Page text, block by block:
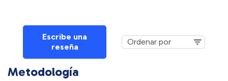
Escribe una
reseña
Metodología